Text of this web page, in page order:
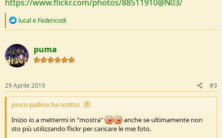
https://www.flickr.com/photos/88511910@N03/
R
c
t
i
o
s
:
lucal e Federicodi
puma
29 Aprile 2019 #3
pinco-pallino ha scritto:
Inizio io a mettermi in "mostra"
anche se ultimamente non
sto più utilizzando flickr per caricare le mie foto.